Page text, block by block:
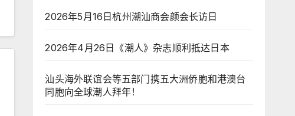
2026年5月16日杭州潮汕商会颜会长访日
2026年4月26日《潮人》杂志顺利抵达日本
汕头海外联谊会等五部门携五大洲侨胞和港澳台
同胞向全球潮人拜年！